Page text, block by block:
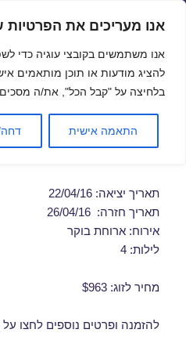
אנו מעריכים את הפרטיות
אנו משתמשים בקובצי עוגיה כדי
להציג מודעות או תוכן מותאמים
בלחיצה על "קבל הכל", את/ה מסכים/
התאמה אישית
חבילות נופש לורנה 22/04/
תאריך יציאה: 22/04/16
תאריך חזרה: 26/04/16
אירוח: ארוחת בוקר
לילות: 4
מחיר לזוג: $963
להזמנה ופרטים נוספים לחצו על